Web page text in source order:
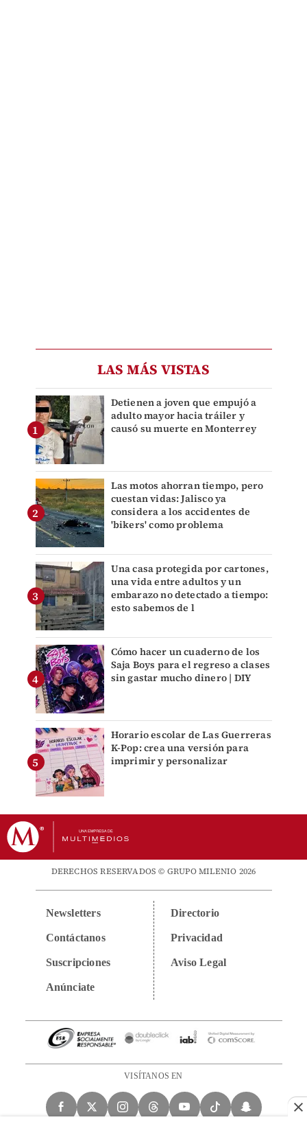
LAS MÁS VISTAS
Detienen a joven que empujó a
adulto mayor hacia tráiler y
causó su muerte en Monterrey
Las motos ahorran tiempo, pero
cuestan vidas: Jalisco ya
considera a los accidentes de
'bikers' como problema
Una casa protegida por cartones,
una vida entre adultos y un
embarazo no detectado a tiempo:
esto sabemos de l
Cómo hacer un cuaderno de los
Saja Boys para el regreso a clases
sin gastar mucho dinero | DIY
Horario escolar de Las Guerreras
K-Pop: crea una versión para
imprimir y personalizar
DERECHOS RESERVADOS © GRUPO MILENIO 2026
Newsletters
Contáctanos
Suscripciones
Anúnciate
Directorio
Privacidad
Aviso Legal
VISÍTANOS EN